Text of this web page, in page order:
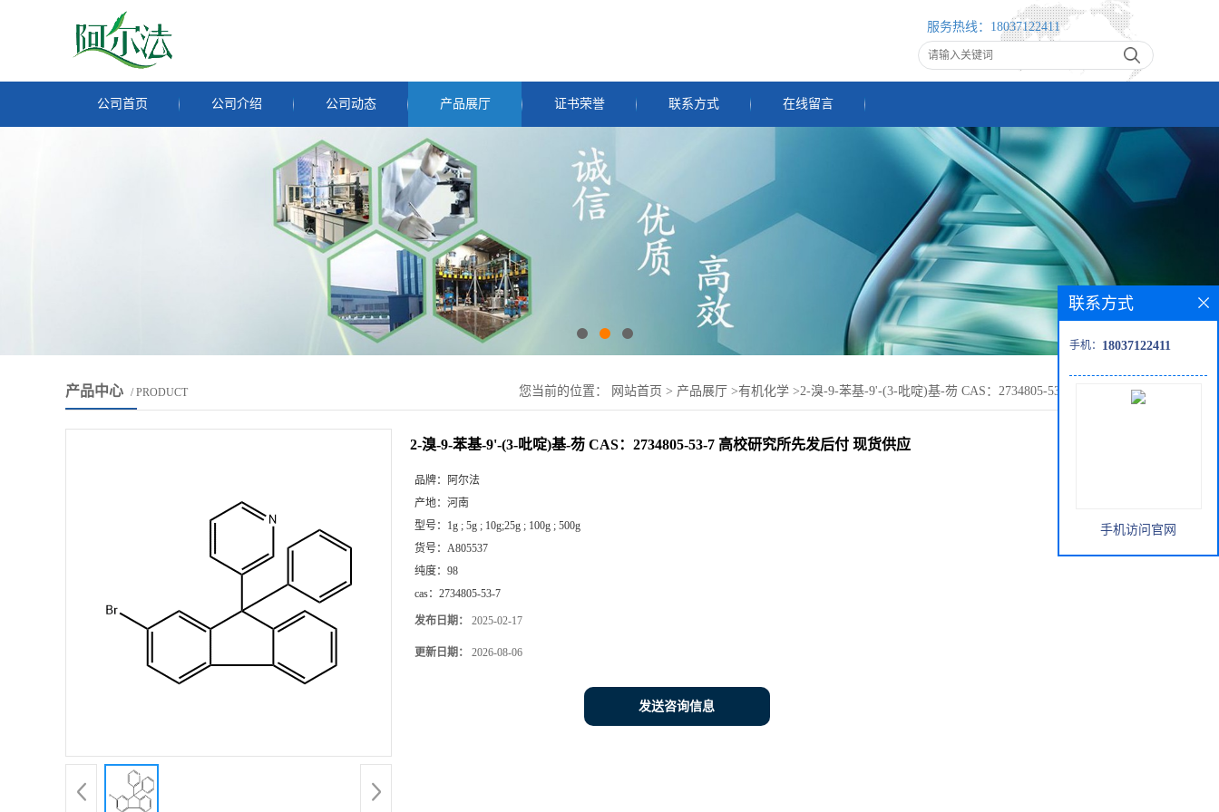
服务热线： 18037122411
公司首页 公司介绍 公司动态 产品展厅 证书荣誉 联系方式 在线留言
产品中心 / PRODUCT 您当前的位置： 网站首页 > 产品展厅 >有机化学 >2-溴-9-苯基-9'-(3-吡啶)基-芴 CAS：2734805-53-7 高校研究所先
2-溴-9-苯基-9'-(3-吡啶)基-芴 CAS：2734805-53-7 高校研究所先发后付 现货供应
品牌：
阿尔法
产地： 河南
型号： 1g ; 5g ; 10g;25g ; 100g ; 500g
货号： A805537
纯度： 98
cas： 2734805-53-7
发布日期： 2025-02-17
更新日期： 2026-08-06
发送咨询信息
联系方式
手机： 18037122411
手机访问官网